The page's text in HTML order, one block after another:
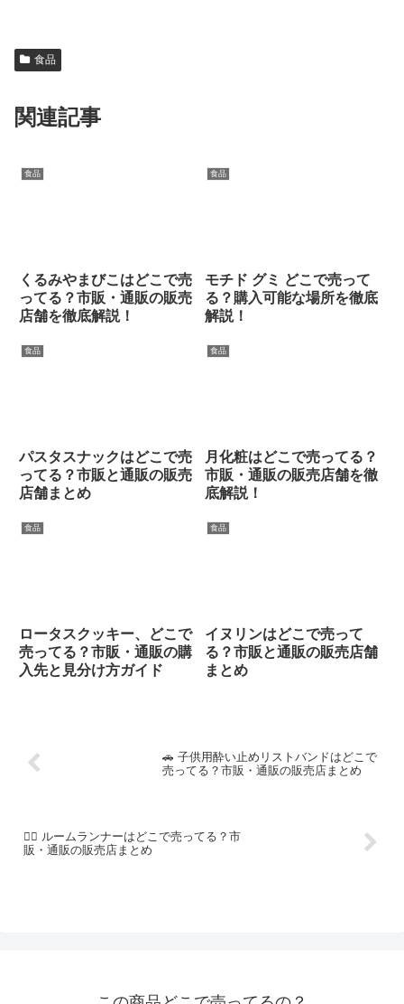
食品
関連記事
食品
くるみやまびこはどこで売
ってる？市販・通販の販売
店舗を徹底解説！
食品
モチド グミ どこで売って
る？購入可能な場所を徹底
解説！
食品
パスタスナックはどこで売
ってる？市販と通販の販売
店舗まとめ
食品
月化粧はどこで売ってる？
市販・通販の販売店舗を徹
底解説！
食品
ロータスクッキー、どこで
売ってる？市販・通販の購
入先と見分け方ガイド
食品
イヌリンはどこで売って
る？市販と通販の販売店舗
まとめ
🚗 子供用酔い止めリストバンドはどこで
売ってる？市販・通販の販売店まとめ
🏃‍♂️ ルームランナーはどこで売ってる？市
販・通販の販売店まとめ